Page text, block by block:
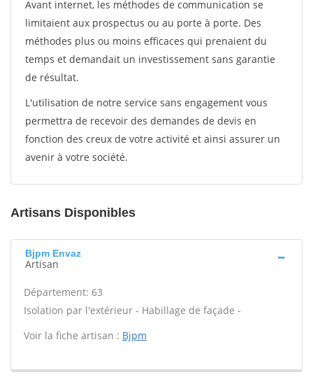
Avant internet, les méthodes de communication se
limitaient aux prospectus ou au porte à porte. Des
méthodes plus ou moins efficaces qui prenaient du
temps et demandait un investissement sans garantie
de résultat.
L'utilisation de notre service sans engagement vous
permettra de recevoir des demandes de devis en
fonction des creux de votre activité et ainsi assurer un
avenir à votre société.
Artisans Disponibles
Bjpm Envaz
Artisan
Département: 63
Isolation par l'extérieur - Habillage de façade -
Voir la fiche artisan : Bjpm